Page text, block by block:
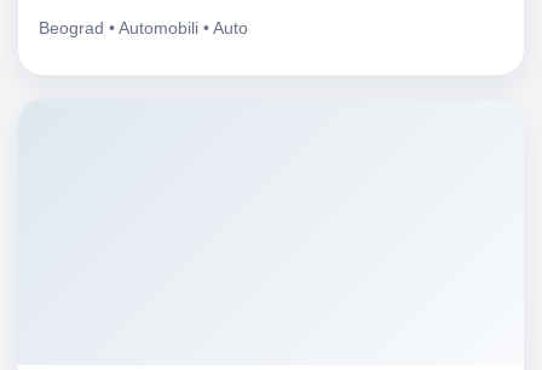
Beograd • Automobili • Auto